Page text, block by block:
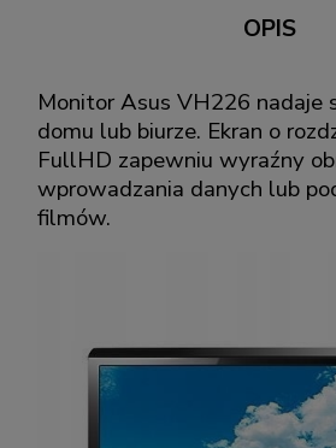
OPIS
Monitor Asus VH226 nadaje
domu lub biurze. Ekran o
FullHD zapewniu wyraźny
wprowadzania danych lub
filmów.